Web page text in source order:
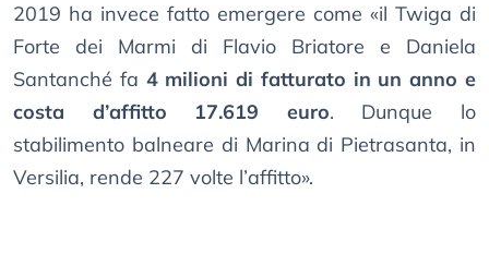
2019 ha invece fatto emergere come «il Twiga di
Forte dei Marmi di Flavio Briatore e Daniela
Santanché fa 4 milioni di fatturato in un anno e
costa d’affitto 17.619 euro. Dunque lo
stabilimento balneare di Marina di Pietrasanta, in
Versilia, rende 227 volte l’affitto».